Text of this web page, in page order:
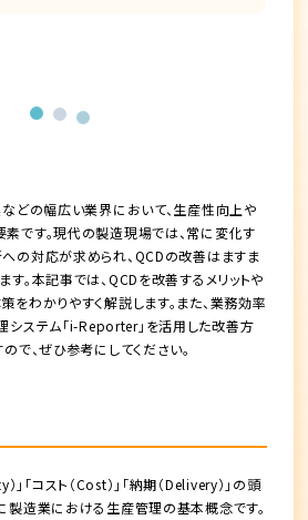
どの幅広い業界において、生産性向上や
です。現代の製造現場では、常に変化す
の対応が求められ、QCDの改善はますま
。本記事では、QCDを改善するメリットや
をわかりやすく解説します。また、業務効率
システム「i-Reporter」を活用した改善方
で、ぜひ参考にしてください。
」「コスト（Cost）」「納期（Delivery）」の頭
製造業における生産管理の基本概念です。